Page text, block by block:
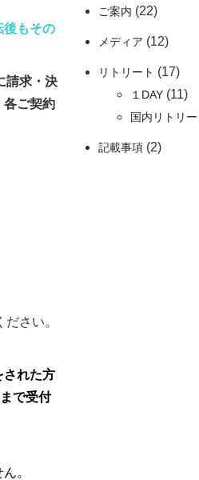
後もその
請求・決
各ご契約
さい。
された方
で受付
。
ご案内 (22)
メディア (12)
リトリート (17)
１DAY (11)
国内リトリー
記載事項 (2)